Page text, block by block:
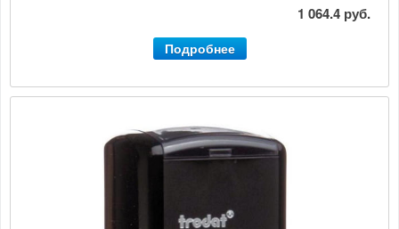
1 064.4 руб.
Подробнее